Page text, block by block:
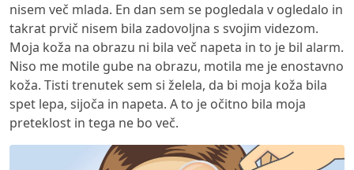
nisem več mlada. En dan sem se pogledala v ogledalo in
takrat prvič nisem bila zadovoljna s svojim videzom.
Moja koža na obrazu ni bila več napeta in to je bil alarm.
Niso me motile gube na obrazu, motila me je enostavno
koža. Tisti trenutek sem si želela, da bi moja koža bila
spet lepa, sijoča in napeta. A to je očitno bila moja
preteklost in tega ne bo več.